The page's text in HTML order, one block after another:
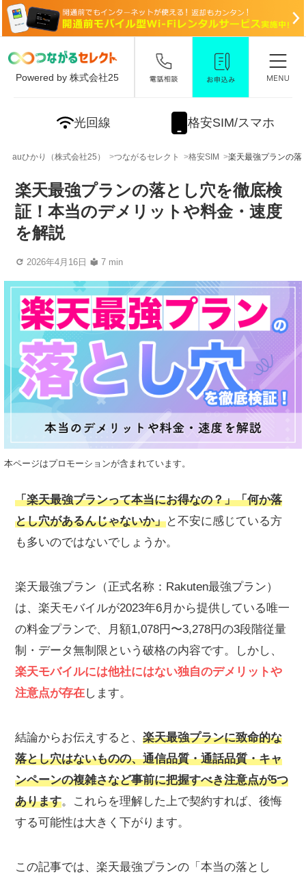
Powered by 株式会社25
光回線 格安SIM/スマホ
auひかり（株式会社25） つながるセレクト 格安SIM 楽天最強プランの落
楽天最強プランの落とし穴を徹底検
証！本当のデメリットや料金・速度
を解説
2026年4月16日 7 min
本ページはプロモーションが含まれています。
「楽天最強プランって本当にお得なの？」「何か落
とし穴があるんじゃないか」と不安に感じている方
も多いのではないでしょうか。
楽天最強プラン（正式名称：Rakuten最強プラン）
は、楽天モバイルが2023年6月から提供している唯一
の料金プランで、月額1,078円〜3,278円の3段階従量
制・データ無制限という破格の内容です。しかし、
楽天モバイルには他社にはない独自のデメリットや
注意点が存在します。
結論からお伝えすると、 楽天最強プランに致命的な
落とし穴はないものの、通信品質・通話品質・キャ
ンペーンの複雑さなど事前に把握すべき注意点が5つ
あります。これらを理解した上で契約すれば、後悔
する可能性は大きく下がります。
この記事では、楽天最強プランの「本当の落とし